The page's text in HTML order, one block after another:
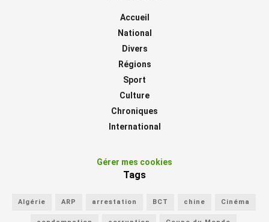
Accueil
National
Divers
Régions
Sport
Culture
Chroniques
International
Gérer mes cookies
Tags
Algérie ARP arrestation BCT chine Cinéma